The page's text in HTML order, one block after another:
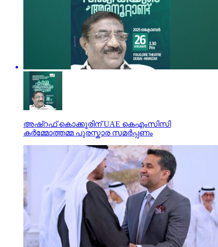
അഷ്‌റഫ് കൊക്കൂരിന് UAE കെഎംസിസി
കർമ്മോത്തമ്മ പുരസ്കാര സമർപ്പണം